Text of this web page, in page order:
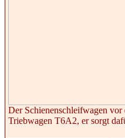
Der Schienenschleifwagen vor
Triebwagen T6A2, er sorgt